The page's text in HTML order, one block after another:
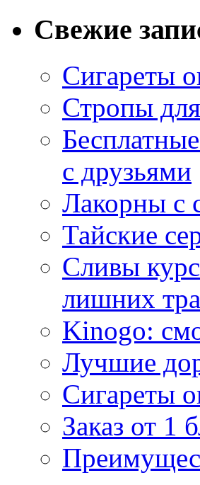
Свежие
Сигареты
Стропы
с друзьями
Лакорны с
Тайские
Сливы
лишних
Kinogo:
Лучшие
Сигареты
Заказ от 1